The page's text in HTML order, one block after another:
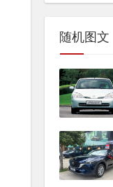
随机图文